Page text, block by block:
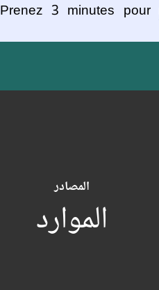
Prenez 3 minutes pour
المصادر
الموارد